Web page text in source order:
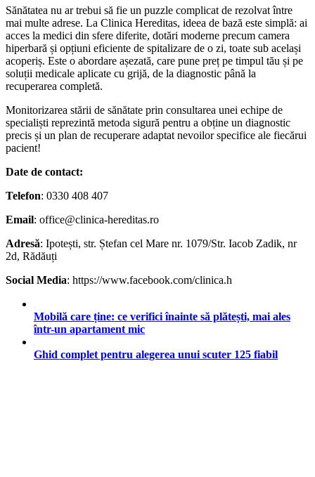
Sănătatea nu ar trebui să fie un puzzle complicat de rezolvat între
mai multe adrese. La Clinica Hereditas, ideea de bază este simplă: ai
acces la medici din sfere diferite, dotări moderne precum camera
hiperbară și opțiuni eficiente de spitalizare de o zi, toate sub același
acoperiș. Este o abordare așezată, care pune preț pe timpul tău și pe
soluții medicale aplicate cu grijă, de la diagnostic până la
recuperarea completă.
Monitorizarea stării de sănătate prin consultarea unei echipe de
specialiști reprezintă metoda sigură pentru a obține un diagnostic
precis și un plan de recuperare adaptat nevoilor specifice ale fiecărui
pacient!
Date de contact:
Telefon: 0330 408 407
Email: office@clinica-hereditas.ro
Adresă: Ipotești, str. Ștefan cel Mare nr. 1079/Str. Iacob Zadik, nr
2d, Rădăuți
Social Media: https://www.facebook.com/clinica.h